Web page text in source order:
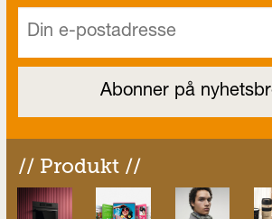
// Produkt //